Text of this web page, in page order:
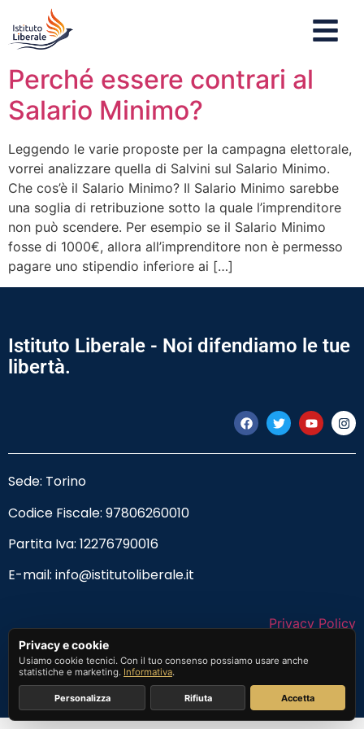
Perché essere contrari al
Salario Minimo?
Leggendo le varie proposte per la campagna elettorale,
vorrei analizzare quella di Salvini sul Salario Minimo.
Che cos’è il Salario Minimo? Il Salario Minimo sarebbe
una soglia di retribuzione sotto la quale l’imprenditore
non può scendere. Per esempio se il Salario Minimo
fosse di 1000€, allora all’imprenditore non è permesso
pagare uno stipendio inferiore ai […]
Istituto Liberale - Noi difendiamo le tue
libertà.
Sede: Torino
Codice Fiscale: 97806260010
Partita Iva: 12276790016
E-mail: info@istitutoliberale.it
Privacy Policy
Termini e Condizioni
Privacy e cookie
Usiamo cookie tecnici. Con il tuo consenso possiamo usare anche
statistiche e marketing. Informativa.
Personalizza Rifiuta Accetta